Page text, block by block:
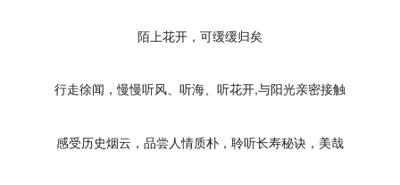
陌上花开，可缓缓归矣
行走徐闻，慢慢听风、听海、听花开,与阳光亲密接触
感受历史烟云，品尝人情质朴，聆听长寿秘诀，美哉